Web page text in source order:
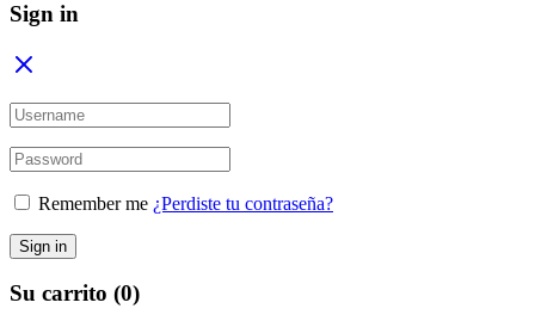
Sign in
Remember me ¿Perdiste tu contraseña?
Sign in
Su carrito (0)